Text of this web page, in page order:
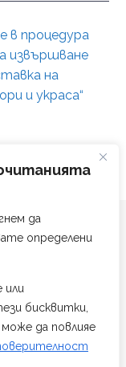
да
определени
или
бисквитки,
да повлияе
в процедура
извършване
на
и украса“
Studio